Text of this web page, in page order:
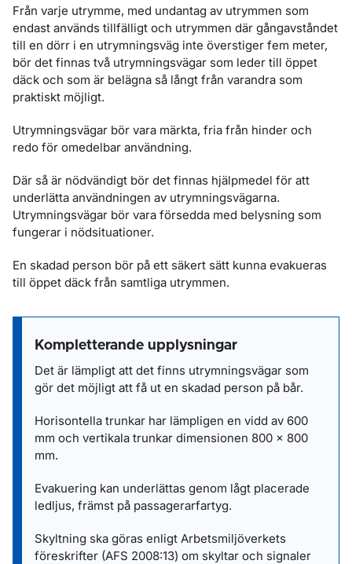
Från varje utrymme, med undantag av utrymmen som
endast används tillfälligt och utrymmen där gångavståndet
till en dörr i en utrymningsväg inte överstiger fem meter,
bör det finnas två utrymningsvägar som leder till öppet
däck och som är belägna så långt från varandra som
praktiskt möjligt.
Utrymningsvägar bör vara märkta, fria från hinder och
redo för omedelbar användning.
Där så är nödvändigt bör det finnas hjälpmedel för att
underlätta användningen av utrymningsvägarna.
Utrymningsvägar bör vara försedda med belysning som
fungerar i nödsituationer.
En skadad person bör på ett säkert sätt kunna evakueras
till öppet däck från samtliga utrymmen.
Kompletterande upplysningar
Det är lämpligt att det finns utrymningsvägar som
gör det möjligt att få ut en skadad person på bår.
Horisontella trunkar har lämpligen en vidd av 600
mm och vertikala trunkar dimensionen 800 x 800
mm.
Evakuering kan underlättas genom lågt placerade
ledljus, främst på passagerarfartyg.
Skyltning ska göras enligt Arbetsmiljöverkets
föreskrifter (AFS 2008:13) om skyltar och signaler